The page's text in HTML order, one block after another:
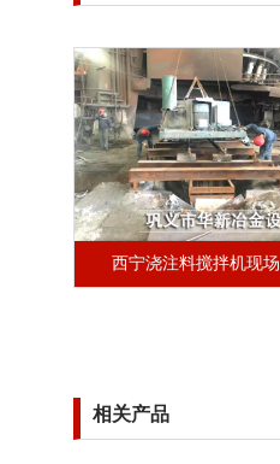
西宁浇注料搅拌机现场
相关产品